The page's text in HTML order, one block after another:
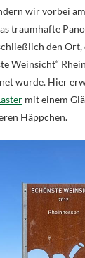
wir vorbei
traumhafte
den Ort,
Weinsicht“
wurde. Hier
mit einem
Häppchen.